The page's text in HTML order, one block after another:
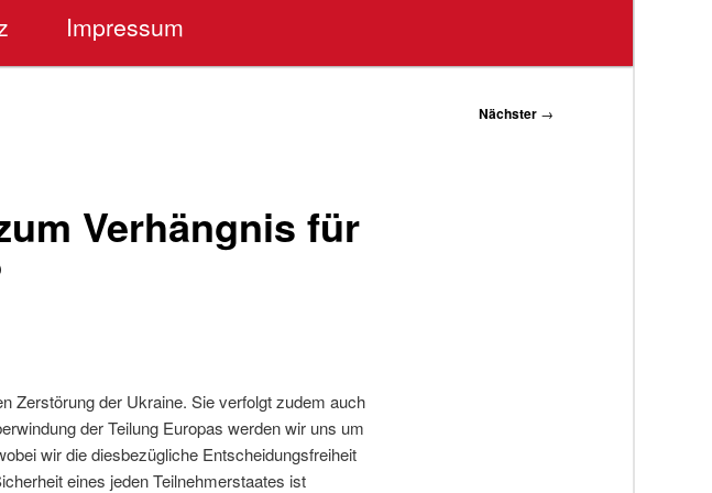
Impressum
Nächster →
Verhängnis für
Zerstörung der Ukraine. Sie verfolgt zudem auch
der Teilung Europas werden wir uns um
wir die diesbezügliche Entscheidungsfreiheit
eines jeden Teilnehmerstaates ist